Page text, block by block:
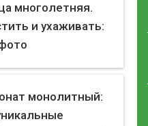
многолетняя.
и ухаживать:
монолитный: